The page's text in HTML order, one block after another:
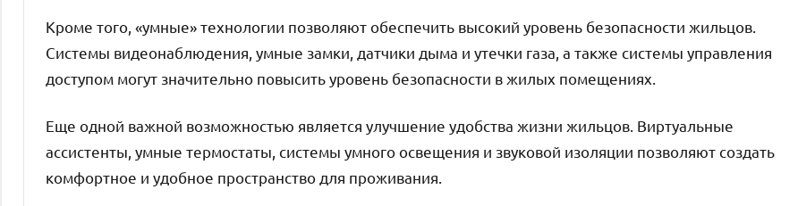
Кроме того, «умные» технологии позволяют обеспечить высокий уровень безопасности жильцов.
Системы видеонаблюдения, умные замки, датчики дыма и утечки газа, а также системы управления
доступом могут значительно повысить уровень безопасности в жилых помещениях.
Еще одной важной возможностью является улучшение удобства жизни жильцов. Виртуальные
ассистенты, умные термостаты, системы умного освещения и звуковой изоляции позволяют создать
комфортное и удобное пространство для проживания.